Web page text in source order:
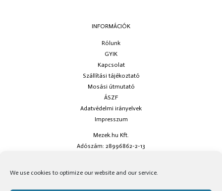
We use cookies to optimize our website and our service.
INFORMÁCIÓK
Rólunk
GYIK
Kapcsolat
Szállítási tájékoztató
Mosási útmutató
ÁSZF
Adatvédelmi irányelvek
Impresszum
Mezek.hu Kft.
Adószám: 28996862-2-13
social oldalainkon!